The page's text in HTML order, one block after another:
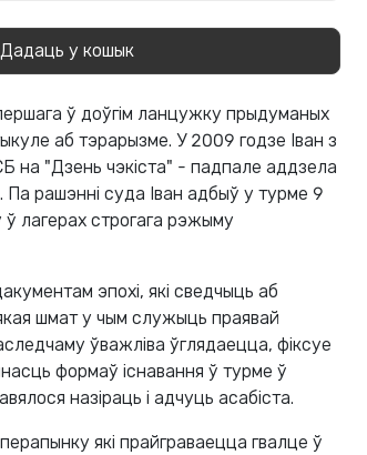
Дадаць у кошык
ў доўгім ланцужку прыдуманых
аб тэрарызме. У 2009 годзе Іван з
на "Дзень чэкіста" - падпале аддзела
рашэнні суда Іван адбыў у турме 9
лагерах строгага рэжыму
эпохі, які сведчыць аб
шмат у чым служыць праявай
ўважліва ўглядаецца, фіксуе
формаў існавання ў турме ў
назіраць і адчуць асабіста.
які прайграваецца гвалце ў